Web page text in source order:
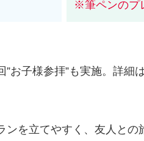
※筆ペンのプ
”お子様参拝”も実施。詳細
を立てやすく、友人と